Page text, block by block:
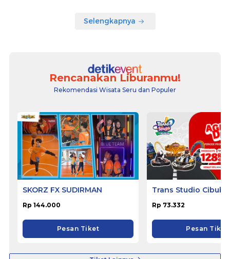
Selengkapnya
Rencanakan Liburanmu!
Rekomendasi Wisata Seru dan Populer
SKORZ FX SUDIRMAN
Rp 144.000
Pesan Tiket
Trans Studio
Rp 73.332
Pesan Tiket